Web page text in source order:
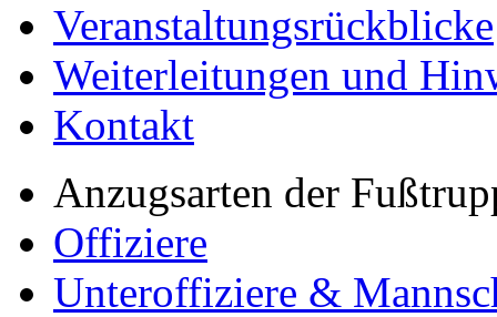
Veranstaltungsrückblicke
Weiterleitungen und
Kontakt
Anzugsarten der
Offiziere
Unteroffiziere &